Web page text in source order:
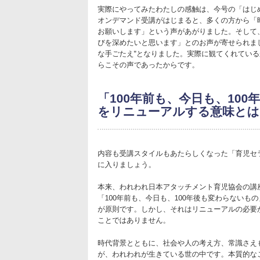
実際にやってみたわたしの感触は、今号の「はじ
オンデマンド受講がはじまると、多くの方から
お願いします」という声があがりました。そし
びを深めたいと思います」とのお声が寄せられ
な手ごたえ”となりました。実際に観てくれてい
らこその声であったからです。
「100年前も、今日も、100
をリニューアルする意味とは
内容も受講スタイルもあたらしくなった「育児
に入りましょう。
本来、われわれ日本アタッチメント育児協会の講
「100年前も、今日も、100年後も変わらないも
が原則です。しかし、それはリニューアルの必要
ことではありません。
時代背景とともに、社会や人の考え方、常識さえ
が、われわれが生きている世の中です。本質的な